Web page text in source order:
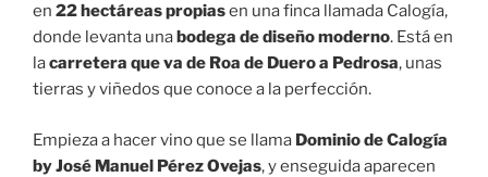
en 22 hectáreas propiasen una finca llamada Calogía,
donde levanta unabodega de diseño moderno. Está en
lacarretera que va de Roa de Duero a Pedrosa, unas
tierras y viñedos que conoce a la perfección.
Empieza a hacer vino que se llama Dominio de Calogía
by José Manuel Pérez Ovejas, y enseguida aparecen